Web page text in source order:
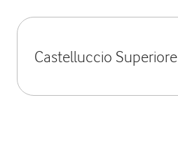
Castelluccio Superiore